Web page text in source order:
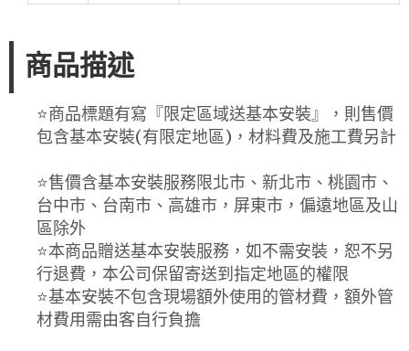
商品描述
⭐️商品標題有寫『限定區域送基本安裝』，則售價
包含基本安裝(有限定地區)，材料費及施工費另計
⭐️售價含基本安裝服務限北市、新北市、桃園市、
台中市、台南市、高雄市，屏東市，偏遠地區及山
區除外
⭐️本商品贈送基本安裝服務，如不需安裝，恕不另
行退費，本公司保留寄送到指定地區的權限
⭐️基本安裝不包含現場額外使用的管材費，額外管
材費用需由客自行負擔